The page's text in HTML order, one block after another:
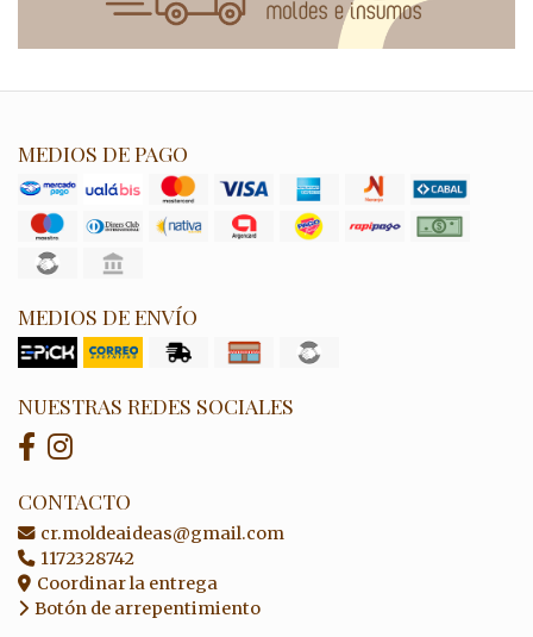
MEDIOS DE PAGO
MEDIOS DE ENVÍO
NUESTRAS REDES SOCIALES
CONTACTO
cr.moldeaideas@gmail.com
1172328742
Coordinar la entrega
Botón de arrepentimiento